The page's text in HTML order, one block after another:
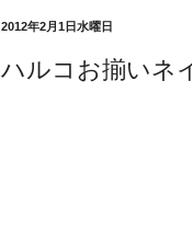
2012年2月1日水曜日
ハルコお揃いネ